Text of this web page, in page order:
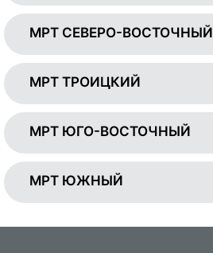
МРТ СЕВЕРО-ВОСТОЧНЫЙ
МРТ ТРОИЦКИЙ
МРТ ЮГО-ВОСТОЧНЫЙ
МРТ ЮЖНЫЙ